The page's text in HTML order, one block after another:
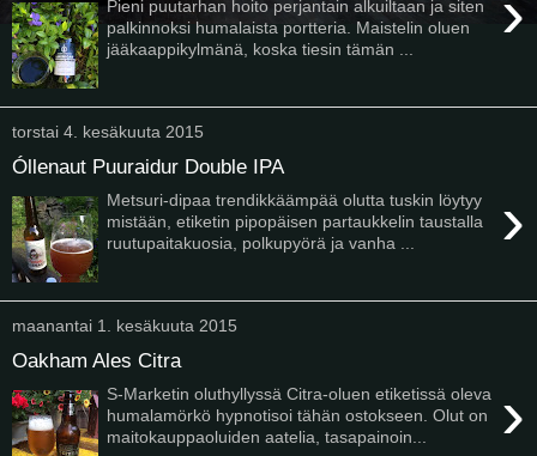
Pieni puutarhan hoito perjantain alkuiltaan ja siten
palkinnoksi humalaista portteria. Maistelin oluen
jääkaappikylmänä, koska tiesin tämän ...
torstai 4. kesäkuuta 2015
Óllenaut Puuraidur Double IPA
›
Metsuri-dipaa trendikkäämpää olutta tuskin löytyy
mistään, etiketin pipopäisen partaukkelin taustalla
ruutupaitakuosia, polkupyörä ja vanha ...
maanantai 1. kesäkuuta 2015
Oakham Ales Citra
›
S-Marketin oluthyllyssä Citra-oluen etiketissä oleva
humalamörkö hypnotisoi tähän ostokseen. Olut on
maitokauppaoluiden aatelia, tasapainoin...